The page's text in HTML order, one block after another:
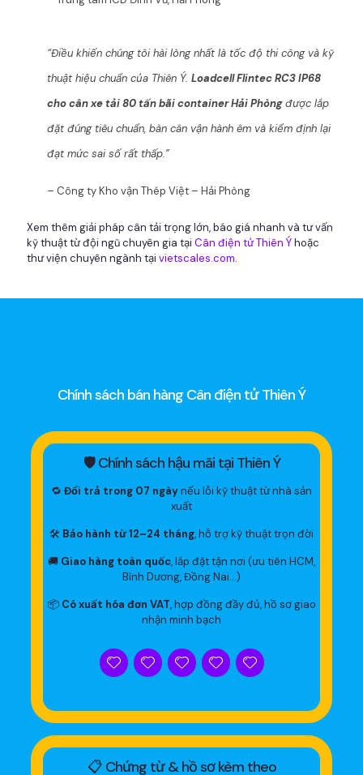
“Điều khiến chúng tôi hài lòng nhất là tốc độ thi công và kỹ
thuật hiệu chuẩn của Thiên Ý. Loadcell Flintec RC3 IP68
cho cân xe tải 80 tấn bãi container Hải Phòngđược lắp
đặt đúng tiêu chuẩn, bàn cân vận hành êm và kiểm định lại
đạt mức sai số rất thấp.”
– Công ty Kho vận Thép Việt – Hải Phòng
Xem thêm giải pháp cân tải trọng lớn, báo giá nhanh và tư vấn
kỹ thuật từ đội ngũ chuyên gia tại Cân điện tử Thiên Ýhoặc
thư viện chuyên ngành tại vietscales.com.
Chính sách bán hàng Cân điện tử Thiên Ý
🛡 Chính sách hậu mãi tại Thiên Ý
🔁 Đổi trả trong 07 ngàynếu lỗi kỹ thuật từ nhà sản
xuất
🛠 Bảo hành từ 12–24 tháng, hỗ trợ kỹ thuật trọn đời
🚚 Giao hàng toàn quốc, lắp đặt tận nơi (ưu tiên HCM,
Bình Dương, Đồng Nai…)
📦 Có xuất hóa đơn VAT, hợp đồng đầy đủ, hồ sơ giao
nhận minh bạch
📋 Chứng từ & hồ sơ kèm theo